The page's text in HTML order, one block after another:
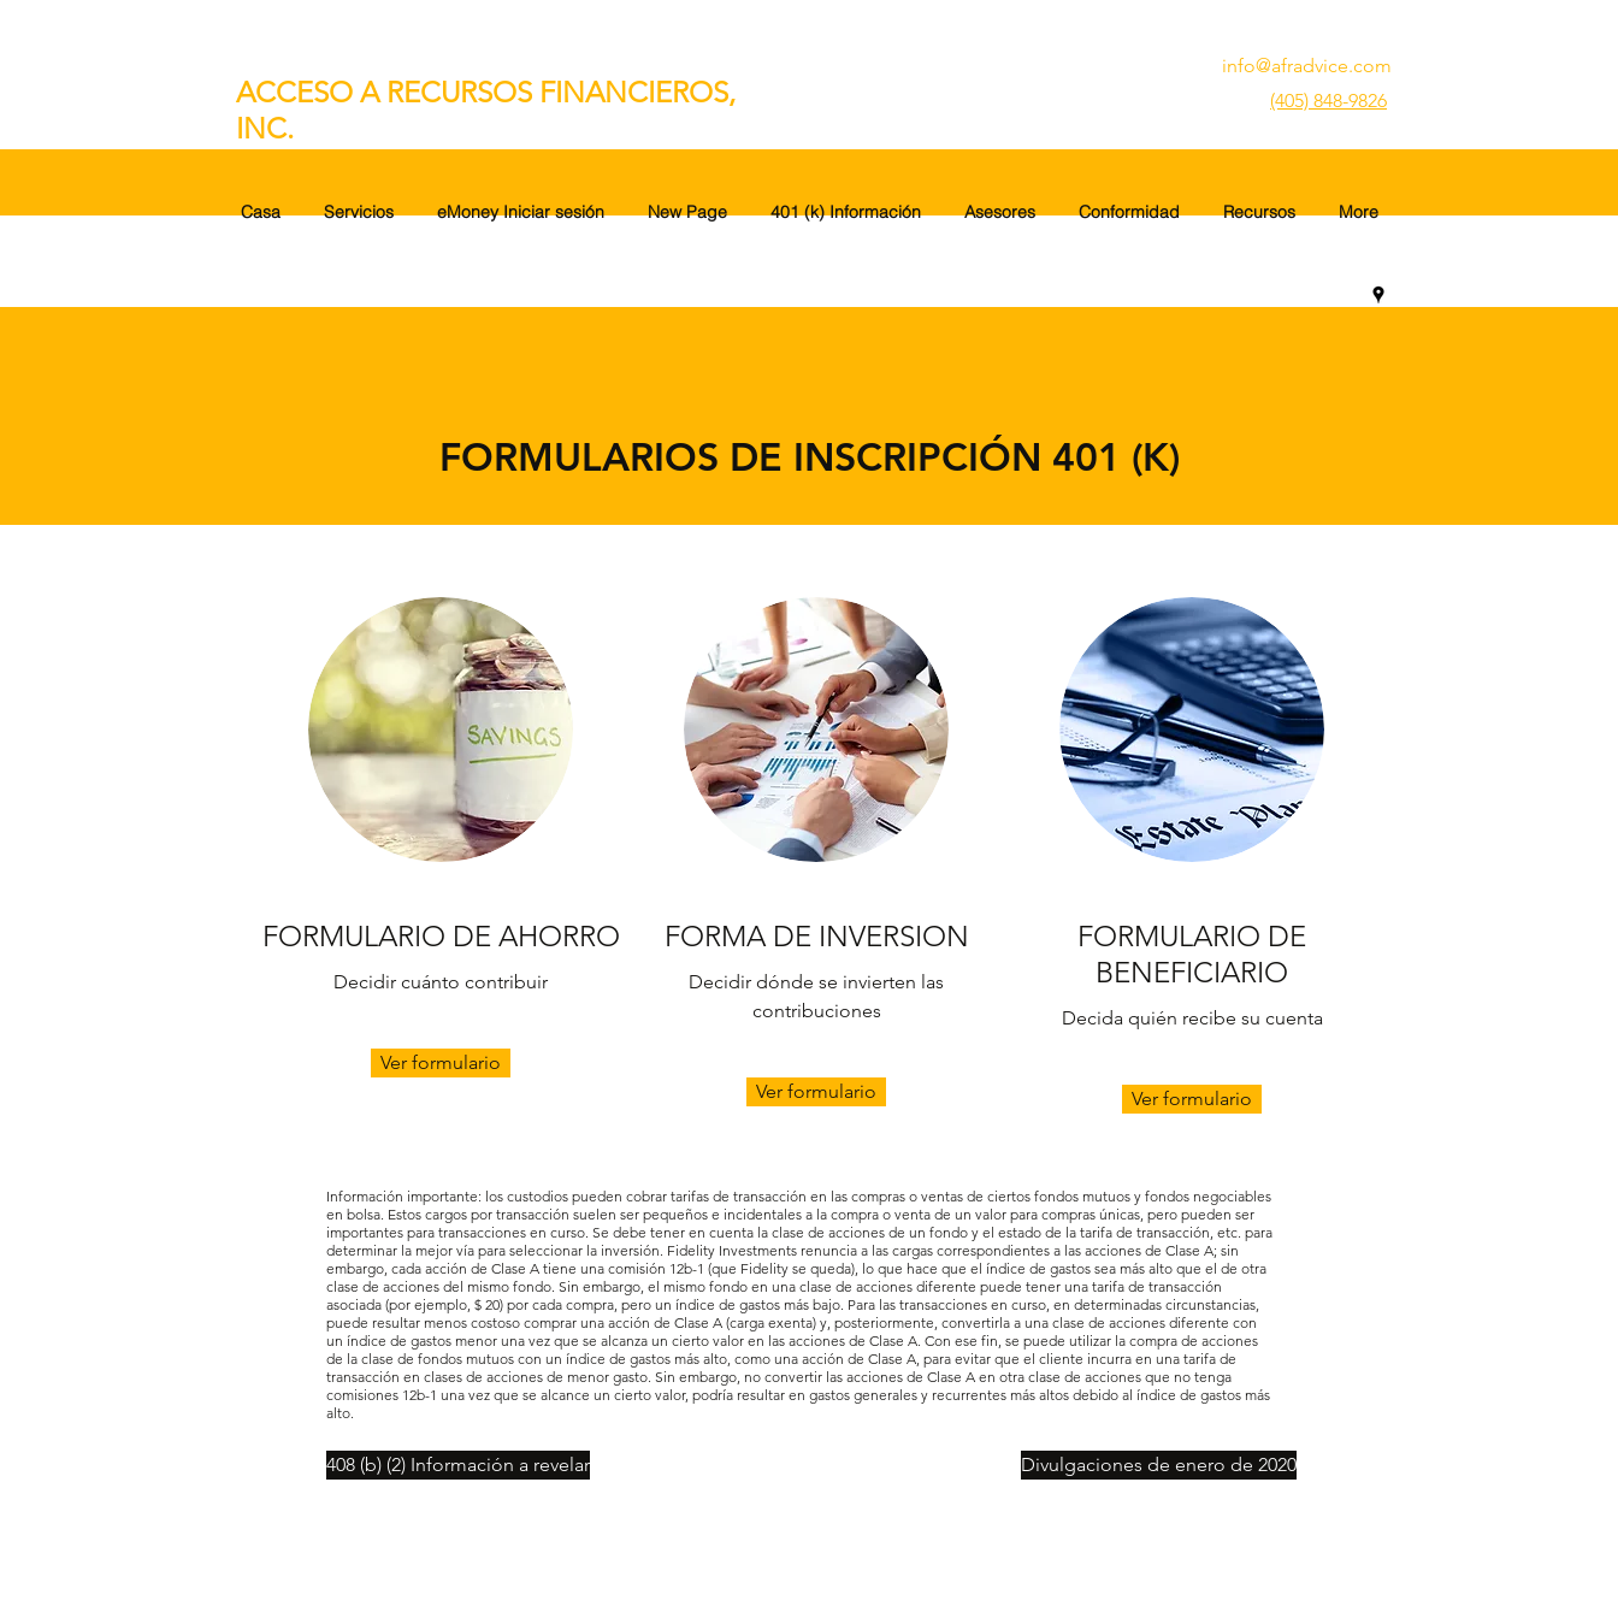
ACCESO A RECURSOS FINANCIEROS,
INC.
info@afradvice.com
(405) 848-9826
Casa Servicios eMoney Iniciar sesión New Page 401 (k) Información Asesores Conformidad Recursos More
FORMULARIOS DE INSCRIPCIÓN 401 (K)
FORMULARIO DE AHORRO
Decidir cuánto contribuir
Ver formulario
FORMA DE INVERSION
Decidir dónde se invierten las
contribuciones
Ver formulario
FORMULARIO DE
BENEFICIARIO
Decida quién recibe su cuenta
Ver formulario
Información importante: los custodios pueden cobrar tarifas de transacción en las compras o ventas de ciertos fondos mutuos y fondos negociables
en bolsa. Estos cargos por transacción suelen ser pequeños e incidentales a la compra o venta de un valor para compras únicas, pero pueden ser
importantes para transacciones en curso. Se debe tener en cuenta la clase de acciones de un fondo y el estado de la tarifa de transacción, etc. para
determinar la mejor vía para seleccionar la inversión. Fidelity Investments renuncia a las cargas correspondientes a las acciones de Clase A; sin
embargo, cada acción de Clase A tiene una comisión 12b-1 (que Fidelity se queda), lo que hace que el índice de gastos sea más alto que el de otra
clase de acciones del mismo fondo. Sin embargo, el mismo fondo en una clase de acciones diferente puede tener una tarifa de transacción
asociada (por ejemplo, $ 20) por cada compra, pero un índice de gastos más bajo. Para las transacciones en curso, en determinadas circunstancias,
puede resultar menos costoso comprar una acción de Clase A (carga exenta) y, posteriormente, convertirla a una clase de acciones diferente con
un índice de gastos menor una vez que se alcanza un cierto valor en las acciones de Clase A. Con ese fin, se puede utilizar la compra de acciones
de la clase de fondos mutuos con un índice de gastos más alto, como una acción de Clase A, para evitar que el cliente incurra en una tarifa de
transacción en clases de acciones de menor gasto. Sin embargo, no convertir las acciones de Clase A en otra clase de acciones que no tenga
comisiones 12b-1 una vez que se alcance un cierto valor, podría resultar en gastos generales y recurrentes más altos debido al índice de gastos más
alto.
408 (b) (2) Información a revelar Divulgaciones de enero de 2020